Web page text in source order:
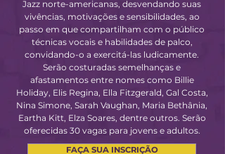
Jazz norte-americanas, desvendando suas
vivências, motivações e sensibilidades, ao
passo em que compartilham com o público
técnicas vocais e habilidades de palco,
convidando-o a exercitá-las ludicamente.
Serão costuradas semelhanças e
afastamentos entre nomes como Billie
Holiday, Elis Regina, Ella Fitzgerald, Gal Costa,
Nina Simone, Sarah Vaughan, Maria Bethânia,
Eartha Kitt, Elza Soares, dentre outros. Serão
oferecidas 30 vagas para jovens e adultos.
FAÇA SUA INSCRIÇÃO